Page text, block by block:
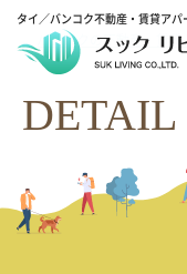
タイ／バンコク不動産・賃貸アパ
バンコクの不動産・賃貸
DETAIL